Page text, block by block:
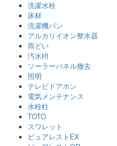
洗濯水栓
床材
洗濯機パン
アルカリイオン整水器
雨どい
汚水枡
ソーラーパネル撤去
照明
テレビドアホン
電気メンテナンス
水栓柱
TOTO
スワレット
ピュアレストEX